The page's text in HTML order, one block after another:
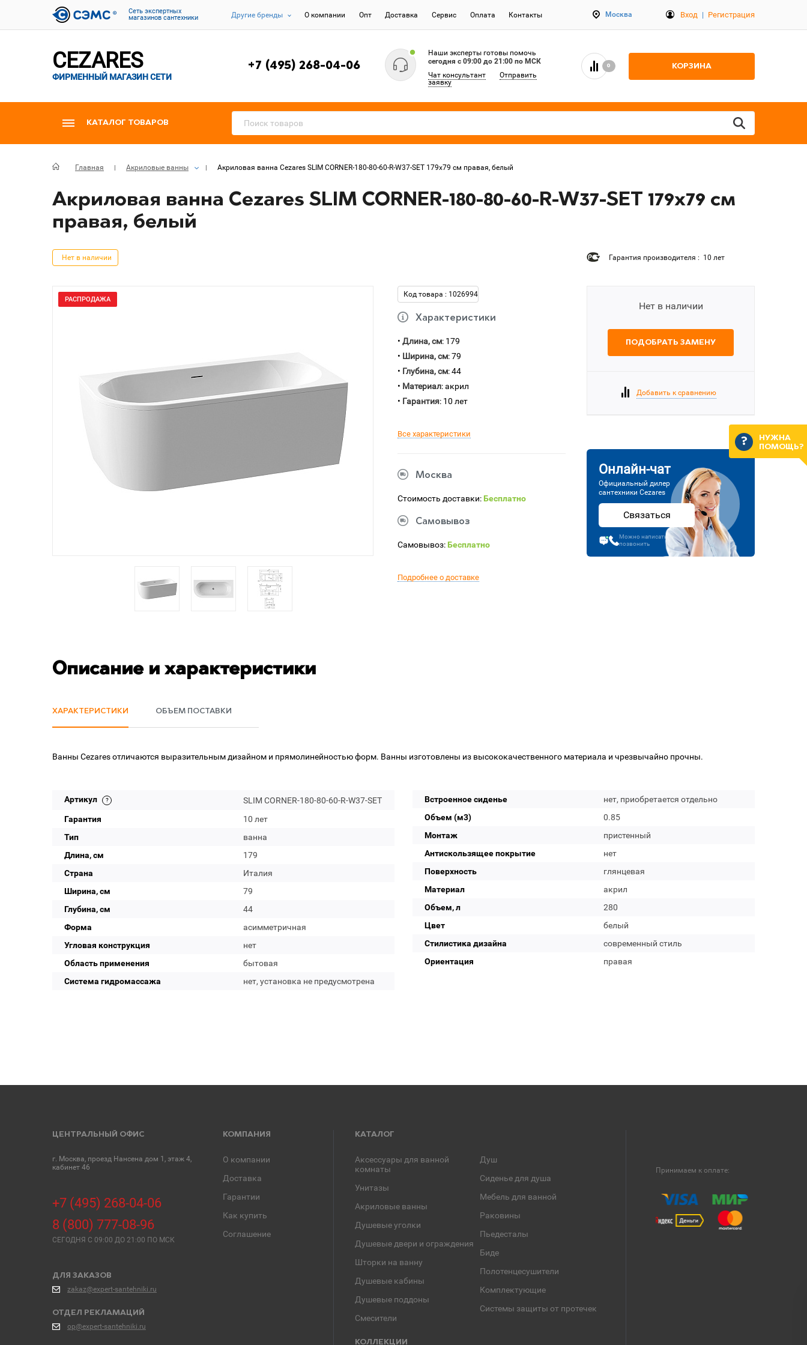
Cеть экспертных
магазинов сантехники
Другие бренды О компании Опт Доставка Сервис Оплата Контакты Москва Вход | Регистрация
CEZARES
ФИРМЕННЫЙ МАГАЗИН СЕТИ
+7 (495) 268-04-06
Наши эксперты готовы помочь
сегодня c 09:00 до 21:00 по МСК
Чат консультант
Отправить
заявку
0 КОРЗИНА
КАТАЛОГ ТОВАРОВ
Главная Акриловые ванны Акриловая ванна Cezares SLIM CORNER-180-80-60-R-W37-SET 179x79 см правая, белый
Акриловая ванна Cezares SLIM CORNER-180-80-60-R-W37-SET 179x79 см
правая, белый
Нет в наличии Гарантия производителя : 10 лет
РАСПРОДАЖА
Код товара : 1026994
Характеристики
• Длина, см: 179
• Ширина, см: 79
• Глубина, см: 44
• Материал: акрил
• Гарантия: 10 лет
Все характеристики
Москва
Стоимость доставки:Бесплатно
Самовывоз
Самовывоз:Бесплатно
Подробнее о доставке
Нет в наличии
ПОДОБРАТЬ ЗАМЕНУ
Добавить к сравнению
Онлайн-чат
Официальный дилер
сантехники Cezares
Связаться
Можно написать или
позвонить
Описание и характеристики
ХАРАКТЕРИСТИКИ ОБЪЕМ ПОСТАВКИ
Ванны Cezares отличаются выразительным дизайном и прямолинейностью форм. Ванны изготовлены из высококачественного материала и чрезвычайно прочны.
Артикул
SLIM CORNER-180-80-60-R-W37-SET
Гарантия
10 лет
Тип
ванна
Длина, см
179
Страна
Италия
Ширина, см
79
Глубина, см
44
Форма
асимметричная
Угловая конструкция
нет
Область применения
бытовая
Система гидромассажа
нет, установка не предусмотрена
Встроенное сиденье
нет, приобретается отдельно
Объем (м3)
0.85
Монтаж
пристенный
Антискользящее покрытие
нет
Поверхность
глянцевая
Материал
акрил
Объем, л
280
Цвет
белый
Стилистика дизайна
современный стиль
Ориентация
правая
ЦЕНТРАЛЬНЫЙ ОФИС
г. Москва, проезд Нансена дом 1, этаж 4,
кабинет 46
+7 (495) 268-04-06
8 (800) 777-08-96
СЕГОДНЯ C 09:00 ДО 21:00 ПО МСК
ДЛЯ ЗАКАЗОВ
zakaz@expert-santehniki.ru
ОТДЕЛ РЕКЛАМАЦИЙ
op@expert-santehniki.ru
КОМПАНИЯ
О компании
Доставка
Гарантии
Как купить
Соглашение
КАТАЛОГ
Аксессуары для ванной
комнаты
Унитазы
Акриловые ванны
Душевые уголки
Душевые двери и ограждения
Шторки на ванну
Душевые кабины
Душевые поддоны
Смесители
Душ
Сиденье для душа
Мебель для ванной
Раковины
Пьедесталы
Биде
Полотенцесушители
Комплектующие
Системы защиты от протечек
КОЛЛЕКЦИИ
Принимаем к оплате:
НУЖНА
ПОМОЩЬ?